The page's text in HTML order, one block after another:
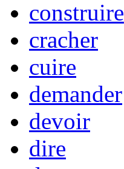
construire
cracher
cuire
demander
devoir
dire